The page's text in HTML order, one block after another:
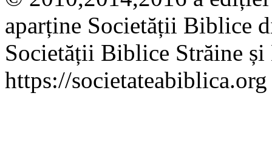
aparține Societății Biblice
Societății Biblice Străine
https://